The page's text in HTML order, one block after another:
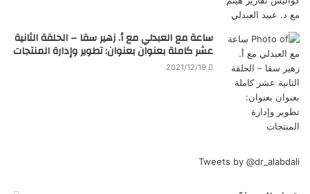
ساعة مع العبدلي مع أ. زهير سقا – الحلقة الثانية
عشر كاملة بعنوان بعنوان: تطوير وإدارة المنتجات
2021/12/19
Tweets by @dr_alabdali